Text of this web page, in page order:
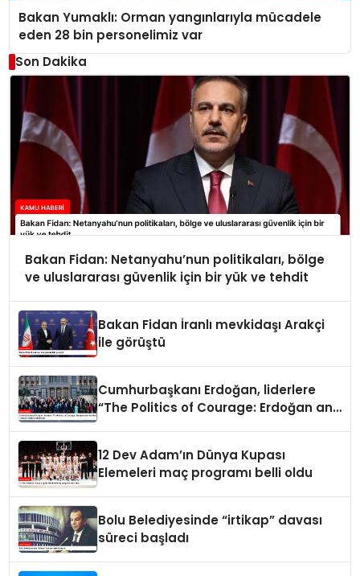
Bakan Yumaklı: Orman yangınlarıyla mücadele
eden 28 bin personelimiz var
Son Dakika
Bakan Fidan: Netanyahu’nun politikaları, bölge
ve uluslararası güvenlik için bir yük ve tehdit
Bakan Fidan İranlı mevkidaşı Arakçi
ile görüştü
Cumhurbaşkanı Erdoğan, liderlere
“The Politics of Courage: Erdoğan and
12 Dev Adam’ın Dünya Kupası
Elemeleri maç programı belli oldu
Bolu Belediyesinde “irtikap” davası
süreci başladı